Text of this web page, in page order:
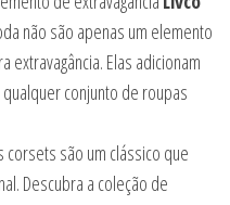
não são apenas um elemento
extravagância. Elas adicionam
conjunto de roupas
são um clássico que
Descubra a coleção de